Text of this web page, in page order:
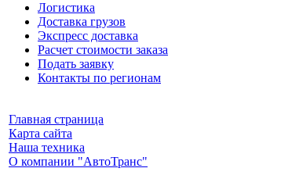
Логистика
Доставка грузов
Экспресс доставка
Расчет стоимости заказа
Подать заявку
Контакты по регионам
Главная страница
Карта сайта
Наша техника
О компании "АвтоТранс"